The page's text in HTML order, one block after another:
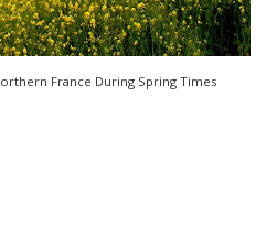
France During Spring Times